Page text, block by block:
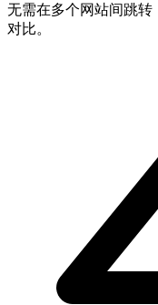
无需在多个网站间跳
对比。